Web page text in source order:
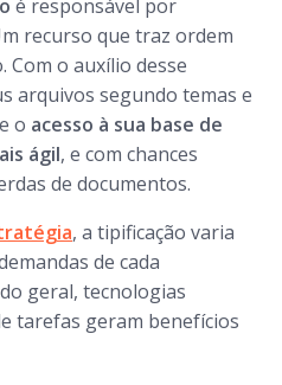
é responsável por
recurso que traz ordem
o auxílio desse
arquivos segundo temas e
o acesso à sua base de
ágil, e com chances
de documentos.
, a tipificação varia
de cada
geral, tecnologias
tarefas geram benefícios